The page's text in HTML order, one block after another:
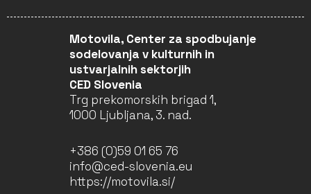
Motovila, Center za spodbujanje
sodelovanja v kulturnih in
ustvarjalnih sektorjih
CED Slovenia
Trg prekomorskih brigad 1,
1000 Ljubljana, 3. nad.
+386 (0)59 01 65 76
info@ced-slovenia.eu
https://motovila.si/